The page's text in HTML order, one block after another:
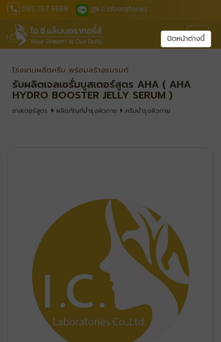
092 757 5589 @i.c.laboratories
โรงงานผลิตครีม พร้อมสร้างแบรนด์
รับผลิตเจลเซรั่มบูสเตอร์สูตร AHA ( AHA
HYDRO BOOSTER JELLY SERUM )
เทสเตอร์สูตร ผลิตภัณฑ์บำรุงผิวกาย ครีมบำรุงผิวกาย
ปิดหน้าต่างนี้